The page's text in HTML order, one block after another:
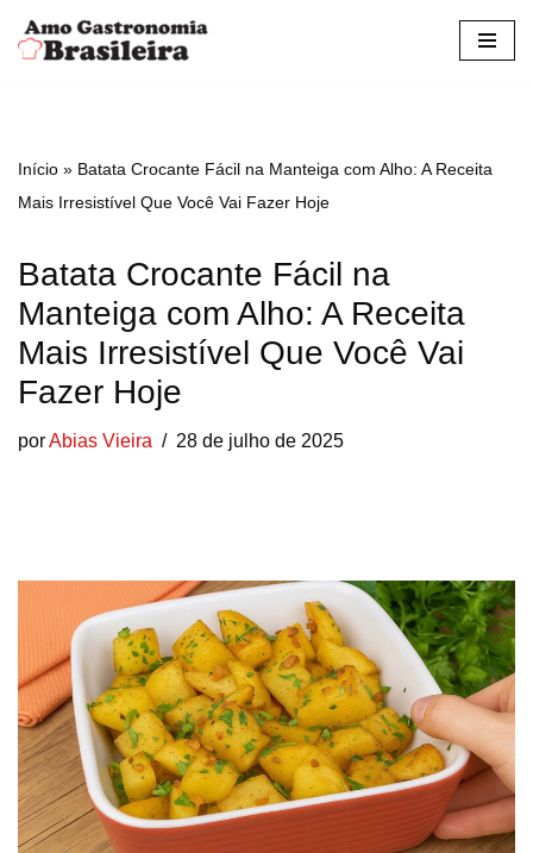
Pular
conteúdo
Início » Batata Crocante Fácil na Manteiga com Alho: A Receita
Mais Irresistível Que Você Vai Fazer Hoje
Batata Crocante Fácil na
Manteiga com Alho: A Receita
Mais Irresistível Que Você Vai
Fazer Hoje
porAbias Vieira 28 de julho de 2025